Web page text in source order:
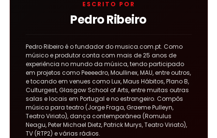
ESCRITO POR
Pedro Ribeiro
Pedro Ribeiro é o fundador do musica.com.pt. Como
músico e produtor conta com mais de 25 anos de
experiência no mundo da música, tendo participado
em projetos como Peeeedro, Moullinex, MAU, entre outros,
e tocando em venues como Lux, Maus Hábitos, Plano B,
Culturgest, Glasgow School of Arts, entre muitas outras
salas e locais em Portugal e no estrangeiro. Compôs
música para teatro (Jorge Fraga, Graeme Pulleyn,
Teatro Viriato), dança contemporânea (Romulus
Neagu, Peter Michael Dietz, Patrick Murys, Teatro Viriato),
TV (RTP2) e várias rádios.